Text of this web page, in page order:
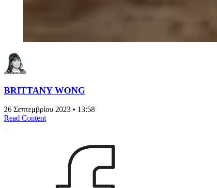
BRITTANY WONG
26 Σεπτεμβρίου 2023 • 13:58
Read Content